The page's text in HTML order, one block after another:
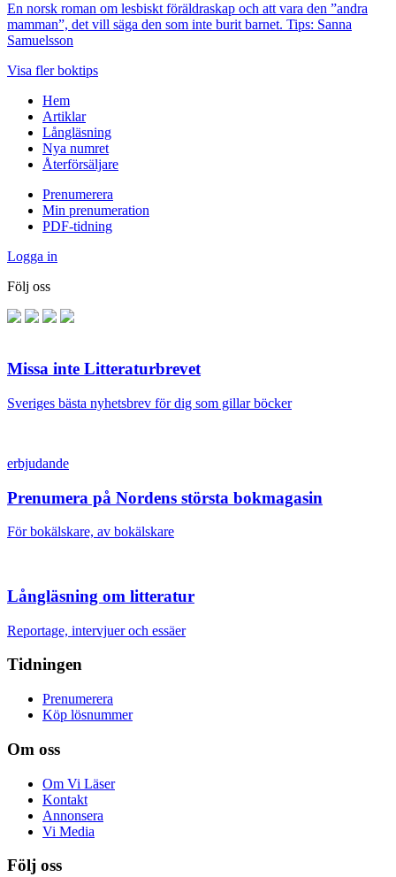
En norsk roman om lesbiskt föräldraskap och att vara den ”andra
mamman”, det vill säga den som inte burit barnet. Tips: Sanna
Samuelsson
Visa fler boktips
Hem
Artiklar
Långläsning
Nya numret
Återförsäljare
Prenumerera
Min prenumeration
PDF-tidning
Logga in
Följ oss
Missa inte Litteraturbrevet
Sveriges bästa nyhetsbrev för dig som gillar böcker
erbjudande
Prenumera på Nordens största bokmagasin
För bokälskare, av bokälskare
Långläsning om litteratur
Reportage, intervjuer och essäer
Tidningen
Prenumerera
Köp lösnummer
Om oss
Om Vi Läser
Kontakt
Annonsera
Vi Media
Följ oss